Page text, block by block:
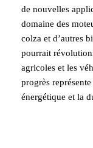
de nouvelles
domaine des
colza et d’autres
pourrait
agricoles et les
progrès
énergétique et la